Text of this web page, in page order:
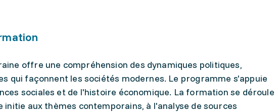
offre une compréhension des dynamiques politiques,
qui façonnent les sociétés modernes. Le programme s'appuie
sociales et de l'histoire économique. La formation se déroule
aux thèmes contemporains, à l'analyse de sources